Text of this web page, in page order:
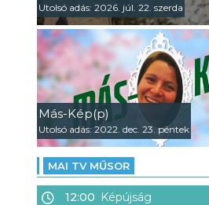
Utolsó adás: 2026. júl. 22. szerda
Más-Kép(p)
Utolsó adás: 2022. dec. 23. péntek
MAI TV MŰSOR
12:00 Képújság